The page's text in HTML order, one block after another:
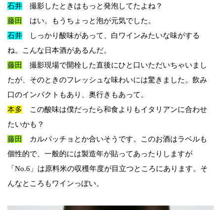
石井 撮影したときはもっと発泡してたよね？
藤田
はい。もうちょっと泡が元気でした。
石井 しっかり酸味があって、白ワインみたいな味がする
ね。こんな日本酒があるんだ。
藤田
撮影現場で開栓した直後にひと口いただいちゃいまし
たが、そのときのフレッシュな味わいには驚きました。飲み
口のインパクトもあり、奥行きもあって。
本多 この酸味は僕だったら和食よりもイタリアンに合わせ
たいかも？
藤田
カルパッチョとか合いそうです。このお酒はラベルも
個性的で、一般的には製造年が貼ってあったりしますが
「No.6」は原料米の収穫年度が目立つところにあります。そ
んなところもワインっぽい。